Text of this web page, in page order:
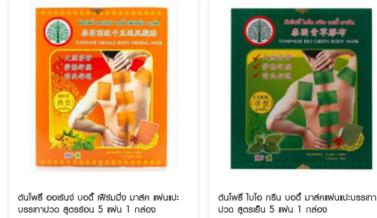
ต้นโพธิ์ ออเร้นจ์ บอดี้ เฟิร์มมิ่ง มาส์ค แผ่นแปะ
บรรเทาปวด สูตรร้อน 5 แผ่น 1 กล่อง
ต้นโพธิ์ ไบโอ กรีน บอดี้ มาส์คแผ่นแปะบรรเทา
ปวด สูตรเย็น 5 แผ่น 1 กล่อง